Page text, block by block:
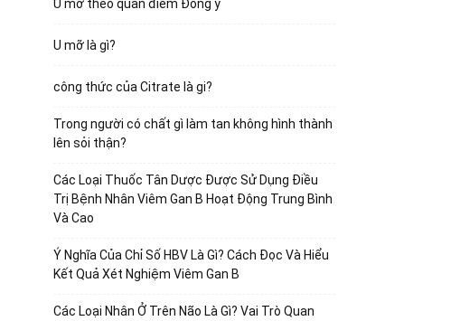
U mỡ theo quan điểm Đông y
U mỡ là gì?
công thức của Citrate là gi?
Trong người có chất gì làm tan không hình thành
lên sỏi thận?
Các Loại Thuốc Tân Dược Được Sử Dụng Điều
Trị Bệnh Nhân Viêm Gan B Hoạt Động Trung Bình
Và Cao
Ý Nghĩa Của Chỉ Số HBV Là Gì? Cách Đọc Và Hiểu
Kết Quả Xét Nghiệm Viêm Gan B
Các Loại Nhân Ở Trên Não Là Gì? Vai Trò Quan